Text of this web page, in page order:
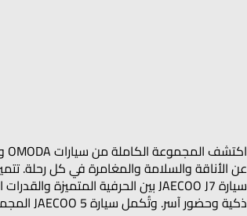
ذكية وحضور آسر. وتُكمل سيارة JAECOO 5 المجموعة، حيث توفر توازنًا مثاليًا بين التنوع والمتانة على طرق المدينة واستكشاف الطرق الوعرة.